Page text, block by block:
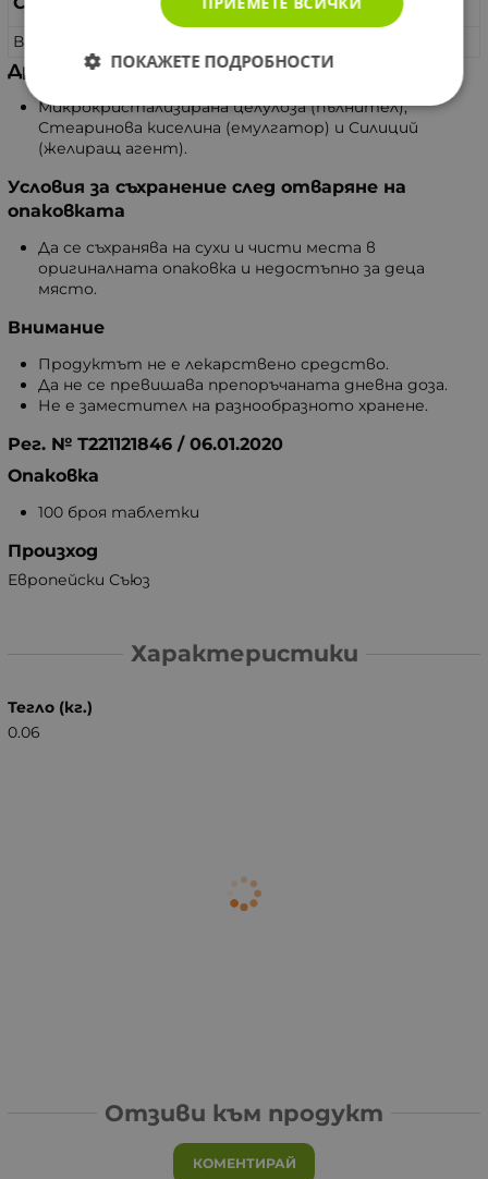
Ванадил Сулфат
Други съставки
Микрокристализирана целулоза (пълнител),
Стеаринова киселина (емулгатор) и Силиций
(желиращ агент).
Условия за съхранение след отваряне на
опаковката
Да се съхранява на сухи и чисти места в
оригиналната опаковка и недостъпно за деца
място.
Внимание
Продуктът не е лекарствено средство.
Да не се превишава препоръчаната дневна доза.
Не е заместител на разнообразното хранене.
Рег. № Т221121846 / 06.01.2020
Опаковка
100 броя таблетки
Произход
Европейски Съюз
Характеристики
Тегло (кг.)
0.06
Отзиви към продукт
КОМЕНТИРАЙ
ПОКАЖЕТЕ ПОДРОБНОСТИ